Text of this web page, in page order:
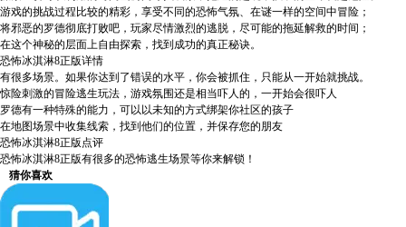
游戏的挑战过程比较的精彩，享受不同的恐怖气氛、在谜一样的空间中冒险；
将邪恶的罗德彻底打败吧，玩家尽情激烈的逃脱，尽可能的拖延解救的时间；
在这个神秘的层面上自由探索，找到成功的真正秘诀。
恐怖冰淇淋8正版详情
有很多场景。如果你达到了错误的水平，你会被抓住，只能从一开始就挑战。
惊险刺激的冒险逃生玩法，游戏氛围还是相当吓人的，一开始会很吓人
罗德有一种特殊的能力，可以以未知的方式绑架你社区的孩子
在地图场景中收集线索，找到他们的位置，并保存您的朋友
恐怖冰淇淋8正版点评
恐怖冰淇淋8正版有很多的恐怖逃生场景等你来解锁！
猜你喜欢